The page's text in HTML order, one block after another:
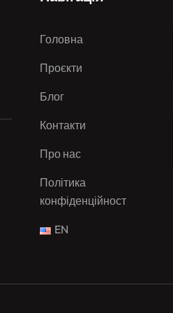
Головна
Проєкти
Блог
Контакти
Про нас
Політика
конфіденційності
EN